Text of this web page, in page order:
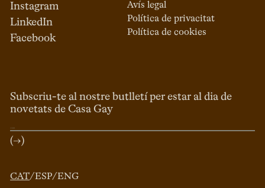
Instagram
LinkedIn
Facebook
Avís legal
Política de privacitat
Política de cookies
CAT/ESP/ENG
Subscriu-te al nostre butlletí per estar al dia de
novetats de Casa Gay
(→)